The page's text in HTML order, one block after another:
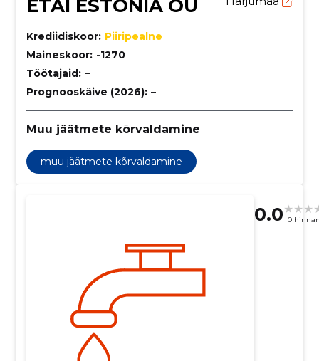
ETAI ESTONIA OÜ
Krediidiskoor: Piiripealne
Maineskoor: -1270
Töötajaid: –
Prognooskäive (2026): –
Muu jäätmete kõrvaldamine
muu jäätmete kõrvaldamine
0.0 0